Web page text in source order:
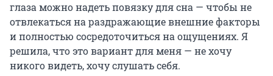
глаза можно надеть повязку для сна — чтобы не
отвлекаться на раздражающие внешние факторы
и полностью сосредоточиться на ощущениях. Я
решила, что это вариант для меня — не хочу
никого видеть, хочу слушать себя.